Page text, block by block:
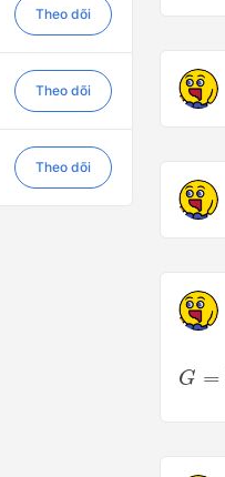
Theo dõi
Theo dõi
Theo dõi
G =